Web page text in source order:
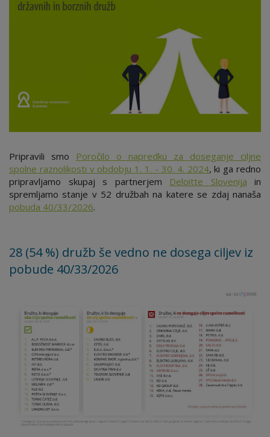
Pripravili smo Poročilo o napredku za doseganje ciljne
spolne raznolikosti v obdobju 1. 1. - 30. 4. 2024, ki ga redno
pripravljamo skupaj s partnerjem Deloitte Slovenija in
spremljamo stanje v 52 družbah na katere se zdaj nanaša
pobuda 40/33/2026.
28 (54 %) družb še vedno ne dosega ciljev iz
pobude 40/33/2026